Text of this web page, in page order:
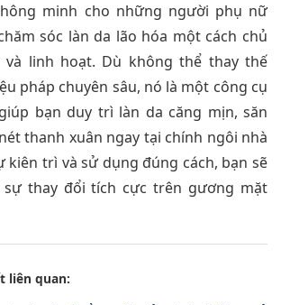
minh cho những người phụ nữ
sóc làn da lão hóa một cách chủ
và linh hoạt. Dù không thể thay thế
pháp chuyên sâu, nó là một công cụ
bạn duy trì làn da căng mịn, săn
thanh xuân ngay tại chính ngôi nhà
kiên trì và sử dụng đúng cách, bạn sẽ
sự thay đổi tích cực trên gương mặt
liên quan: